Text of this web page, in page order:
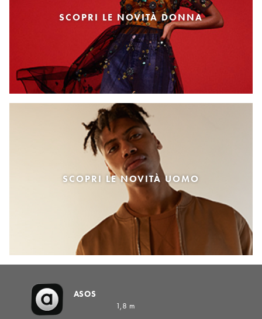
SCOPRI LE NOVITÀ DONNA
SCOPRI LE NOVITÀ UOMO
ASOS
1,8 m